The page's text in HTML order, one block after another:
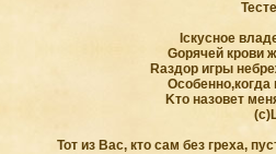
Iскусное
Gорячей крови
Rаздор игры
Oсобенно,когда
Kто назовет
Тот из Вас, кто сам без греха,